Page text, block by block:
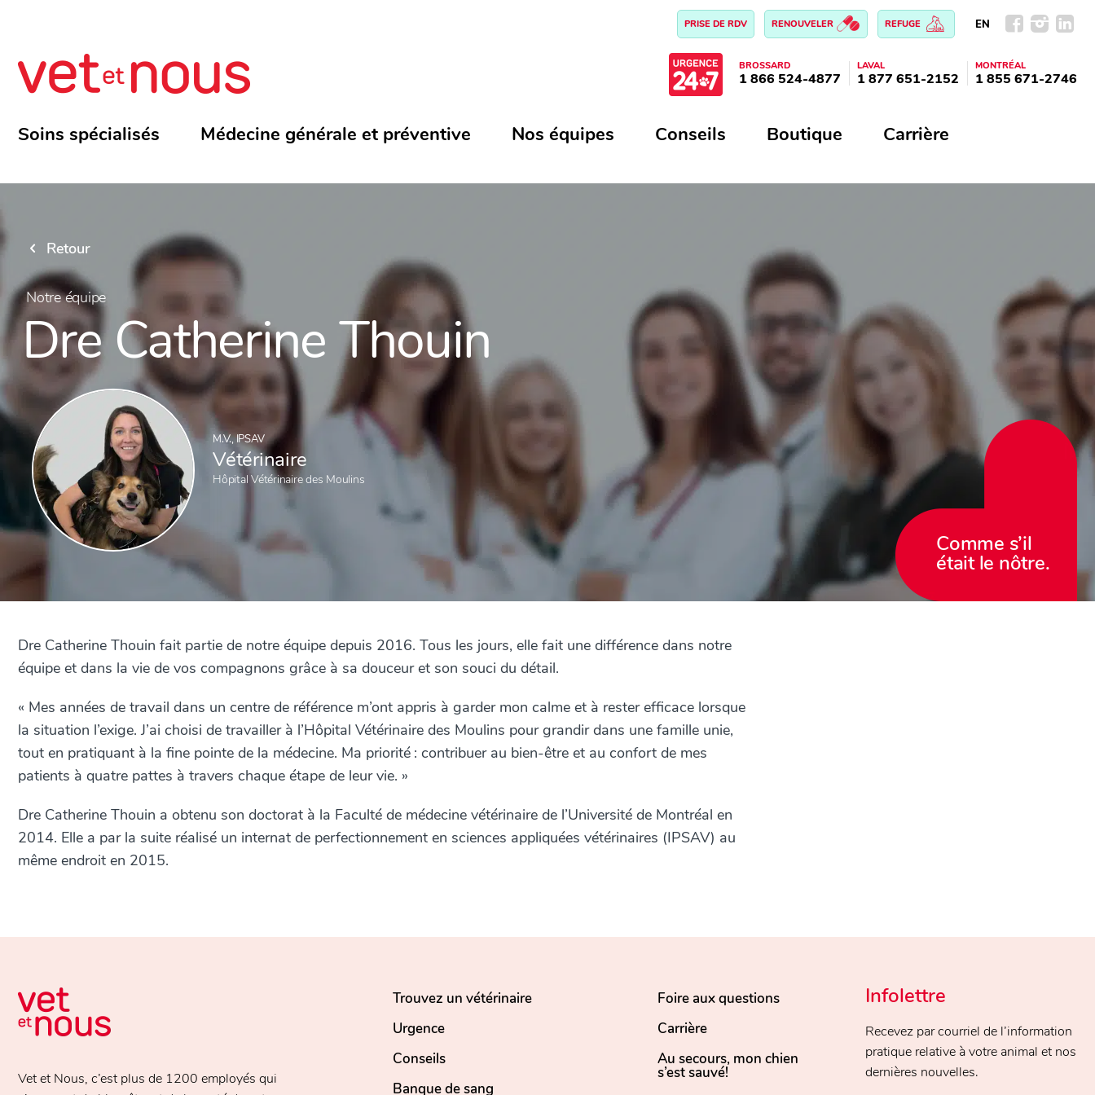
PRISE DE RDV RENOUVELER REFUGE EN
BROSSARD
1 866 524-4877
LAVAL
1 877 651-2152
MONTRÉAL
1 855 671-2746
Soins spécialisés Médecine générale et préventive Nos équipes Conseils Boutique Carrière
Retour
Notre équipe
Dre Catherine Thouin
M.V., IPSAV
Vétérinaire
Hôpital Vétérinaire des Moulins
Comme s’il
était le nôtre.
Dre Catherine Thouin fait partie de notre équipe depuis 2016. Tous les jours, elle fait une différence dans notre
équipe et dans la vie de vos compagnons grâce à sa douceur et son souci du détail.
« Mes années de travail dans un centre de référence m’ont appris à garder mon calme et à rester efficace lorsque
la situation l’exige. J’ai choisi de travailler à l’Hôpital Vétérinaire des Moulins pour grandir dans une famille unie,
tout en pratiquant à la fine pointe de la médecine. Ma priorité : contribuer au bien-être et au confort de mes
patients à quatre pattes à travers chaque étape de leur vie. »
Dre Catherine Thouin a obtenu son doctorat à la Faculté de médecine vétérinaire de l’Université de Montréal en
2014. Elle a par la suite réalisé un internat de perfectionnement en sciences appliquées vétérinaires (IPSAV) au
même endroit en 2015.
Vet et Nous, c’est plus de 1200 employés qui
Trouvez un vétérinaire
Urgence
Conseils
Banque de sang
Foire aux questions
Carrière
Au secours, mon chien
s’est sauvé!
Infolettre
Recevez par courriel de l’information
pratique relative à votre animal et nos
dernières nouvelles.